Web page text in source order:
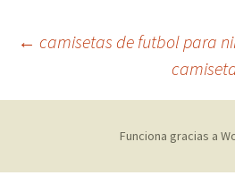
Navegación
de
entradas
← camisetas de futbol para
Funciona gracias a